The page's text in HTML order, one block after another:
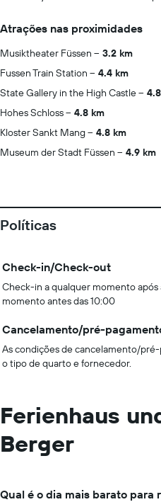
Atrações nas proximidades
Musiktheater Füssen
3.2 km
Fussen Train Station
4.4 km
State Gallery in the High Castle
Hohes Schloss
4.8 km
Kloster Sankt Mang
4.8 km
Museum der Stadt Füssen
4.9 km
Políticas
Check-in/Check-out
Check-in a qualquer momento
momento antes das 10:00
Cancelamento/pré-
As condições de cancelamento/
o tipo de quarto e fornecedor.
Ferienhaus
Berger
Qual é o dia mais barato para